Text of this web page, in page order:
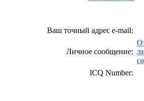
Ваш точный адрес e-mail:
Личное сообщение:
ICQ Number: